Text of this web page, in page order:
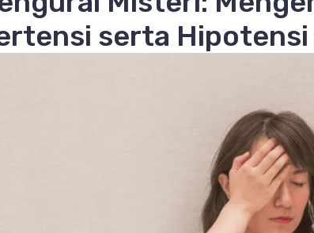
serta